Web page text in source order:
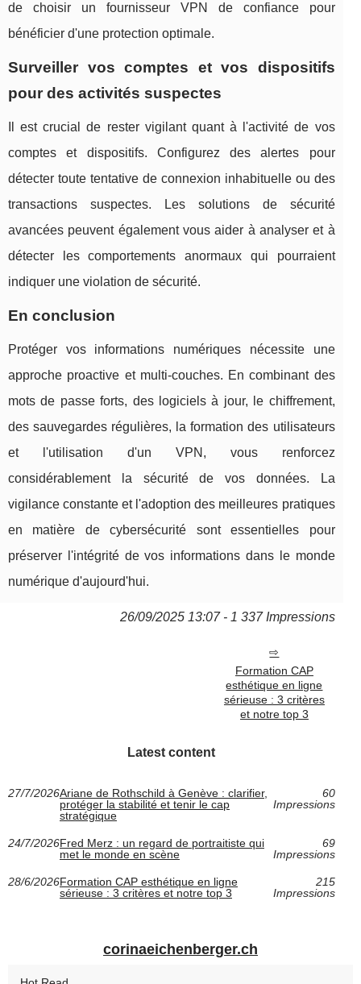
de choisir un fournisseur VPN de confiance pour
bénéficier d'une protection optimale.
Surveiller vos comptes et vos dispositifs
pour des activités suspectes
Il est crucial de rester vigilant quant à l'activité de vos
comptes et dispositifs. Configurez des alertes pour
détecter toute tentative de connexion inhabituelle ou des
transactions suspectes. Les solutions de sécurité
avancées peuvent également vous aider à analyser et à
détecter les comportements anormaux qui pourraient
indiquer une violation de sécurité.
En conclusion
Protéger vos informations numériques nécessite une
approche proactive et multi-couches. En combinant des
mots de passe forts, des logiciels à jour, le chiffrement,
des sauvegardes régulières, la formation des utilisateurs
et l'utilisation d'un VPN, vous renforcez
considérablement la sécurité de vos données. La
vigilance constante et l'adoption des meilleures pratiques
en matière de cybersécurité sont essentielles pour
préserver l'intégrité de vos informations dans le monde
numérique d'aujourd'hui.
26/09/2025 13:07 - 1 337 Impressions
Formation CAP
esthétique en ligne
sérieuse : 3 critères
et notre top 3
Latest content
27/7/2026Ariane de Rothschild à Genève : clarifier,
protéger la stabilité et tenir le cap
stratégique
60
Impressions
24/7/2026Fred Merz : un regard de portraitiste qui
met le monde en scène
69
Impressions
28/6/2026Formation CAP esthétique en ligne
sérieuse : 3 critères et notre top 3
215
Impressions
corinaeichenberger.ch